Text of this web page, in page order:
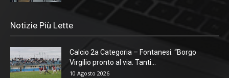
Notizie Più Lette
Calcio 2a Categoria – Fontanesi: “Borgo
Virgilio pronto al via. Tanti...
10 Agosto 2026